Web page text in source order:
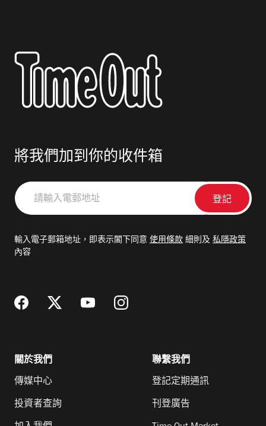
將我們加到你的收件箱
請
輸
郵
輸入電子郵箱地址，即表示閣下同意 使用條款 細則及 私隱政策
內容
關於我們
傳媒中心
投資者查詢
聯繫我們
登記定期通訊
刊登廣告